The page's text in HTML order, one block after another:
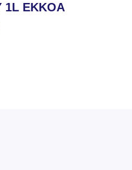
1L EKKOA